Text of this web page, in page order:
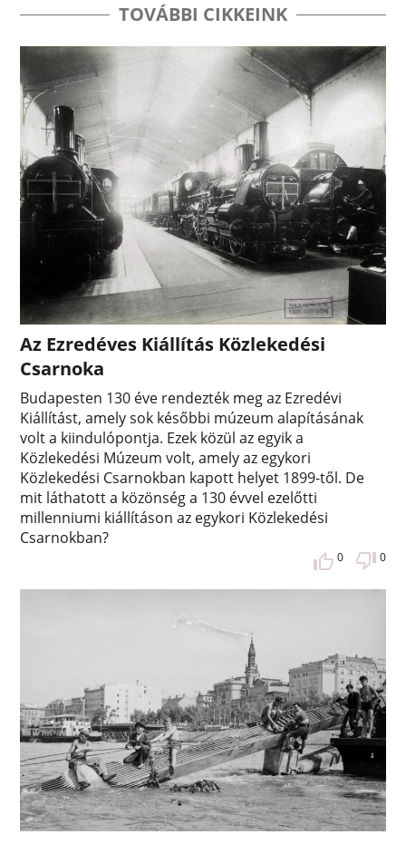
TOVÁBBI CIKKEINK
Az Ezredéves Kiállítás Közlekedési
Csarnoka
Budapesten 130 éve rendezték meg az Ezredévi
Kiállítást, amely sok későbbi múzeum alapításának
volt a kiindulópontja. Ezek közül az egyik a
Közlekedési Múzeum volt, amely az egykori
Közlekedési Csarnokban kapott helyet 1899-től. De
mit láthatott a közönség a 130 évvel ezelőtti
millenniumi kiállításon az egykori Közlekedési
Csarnokban?
0 0